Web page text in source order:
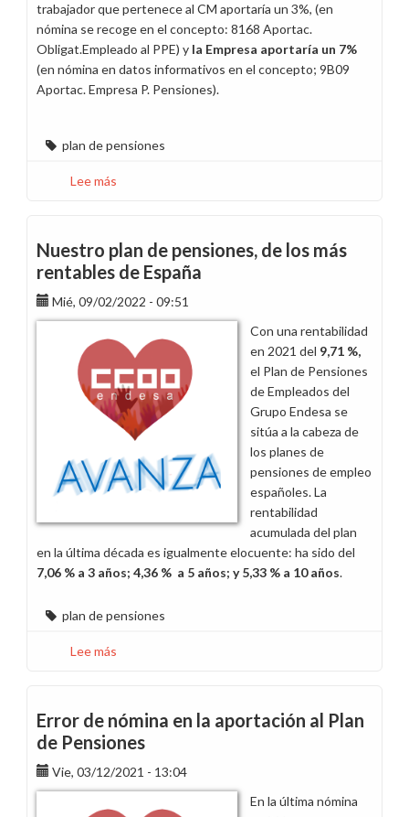
trabajador que pertenece al CM aportaría un 3%, (en
nómina se recoge en el concepto: 8168 Aportac.
Obligat.Empleado al PPE) y la Empresa aportaría un 7%
(en nómina en datos informativos en el concepto; 9B09
Aportac. Empresa P. Pensiones).
plan de pensiones
Lee más
aportación
al
Plan
de
Pensiones
de
Endesa
(PPE)
y
obtén
1%
extra
la
Nuestro plan de pensiones, de los más
rentables de España
Mié, 09/02/2022 - 09:51
Con una rentabilidad
en 2021 del 9,71 %,
el Plan de Pensiones
de Empleados del
Grupo Endesa se
sitúa a la cabeza de
los planes de
pensiones de empleo
españoles. La
rentabilidad
acumulada del plan
en la última década es igualmente elocuente: ha sido del
7,06 % a 3 años; 4,36 % a 5 años; y 5,33 % a 10 años.
plan de pensiones
Lee más
de
pensiones,
de
los
más
rentables
Error de nómina en la aportación al Plan
de Pensiones
Vie, 03/12/2021 - 13:04
En la última nómina